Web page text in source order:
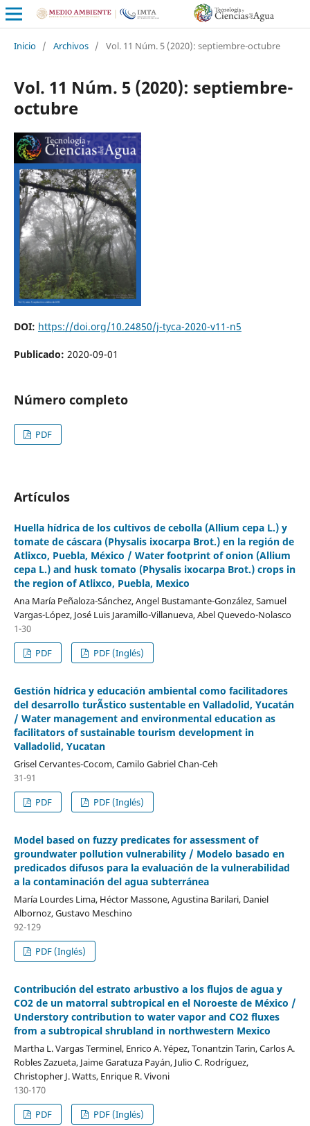
Inicio / Archivos / Vol. 11 Núm. 5 (2020): septiembre-octubre
Vol. 11 Núm. 5 (2020): septiembre-
octubre
DOI: https://doi.org/10.24850/j-tyca-2020-v11-n5
Publicado: 2020-09-01
Número completo
PDF
Artículos
Huella hídrica de los cultivos de cebolla (Allium cepa L.) y
tomate de cáscara (Physalis ixocarpa Brot.) en la región de
Atlixco, Puebla, México / Water footprint of onion (Allium
cepa L.) and husk tomato (Physalis ixocarpa Brot.) crops in
the region of Atlixco, Puebla, Mexico
Ana María Peñaloza-Sánchez, Angel Bustamante-González, Samuel
Vargas-López, José Luis Jaramillo-Villanueva, Abel Quevedo-Nolasco
1-30
PDF
PDF (Inglés)
Gestión hídrica y educación ambiental como facilitadores
del desarrollo turÃ­stico sustentable en Valladolid, Yucatán
/ Water management and environmental education as
facilitators of sustainable tourism development in
Valladolid, Yucatan
Grisel Cervantes-Cocom, Camilo Gabriel Chan-Ceh
31-91
PDF
PDF (Inglés)
Model based on fuzzy predicates for assessment of
groundwater pollution vulnerability / Modelo basado en
predicados difusos para la evaluación de la vulnerabilidad
a la contaminación del agua subterránea
María Lourdes Lima, Héctor Massone, Agustina Barilari, Daniel
Albornoz, Gustavo Meschino
92-129
PDF (Inglés)
Contribución del estrato arbustivo a los flujos de agua y
CO2 de un matorral subtropical en el Noroeste de México /
Understory contribution to water vapor and CO2 fluxes
from a subtropical shrubland in northwestern Mexico
Martha L. Vargas Terminel, Enrico A. Yépez, Tonantzin Tarin, Carlos A.
Robles Zazueta, Jaime Garatuza Payán, Julio C. Rodríguez,
Christopher J. Watts, Enrique R. Vivoni
130-170
PDF
PDF (Inglés)